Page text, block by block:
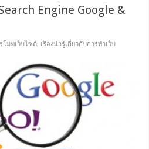
Engine Google &
โมทเว็บไซต์, เรื่องน่ารู้เกี่ยวกับการทำเว็บ